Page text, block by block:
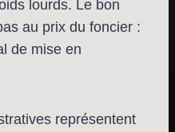
lourds. Le bon
au prix du foncier :
de mise en
représentent